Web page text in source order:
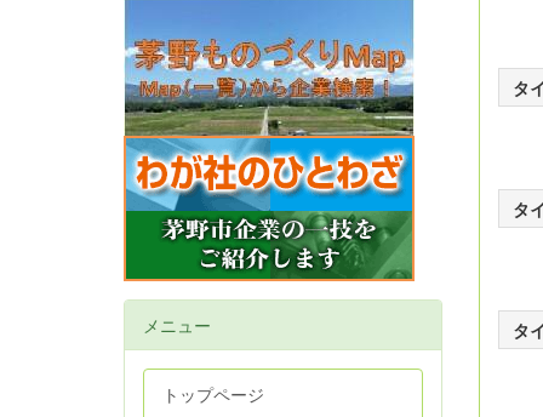
タ
タ
タ
メニュー
トップページ